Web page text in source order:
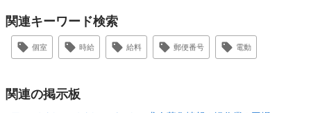
関連キーワード検索
個室 時給 給料 郵便番号 電動
関連の掲示板